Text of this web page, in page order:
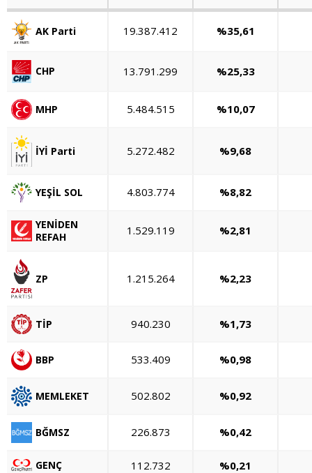
AK Parti 19.387.412 %35,61
CHP 13.791.299 %25,33
MHP 5.484.515 %10,07
İYİ Parti 5.272.482 %9,68
YEŞİL SOL 4.803.774 %8,82
YENİDEN
REFAH
1.529.119 %2,81
ZP 1.215.264 %2,23
TİP 940.230 %1,73
BBP 533.409 %0,98
MEMLEKET 502.802 %0,92
BĞMSZ 226.873 %0,42
GENÇ 112.732 %0,21